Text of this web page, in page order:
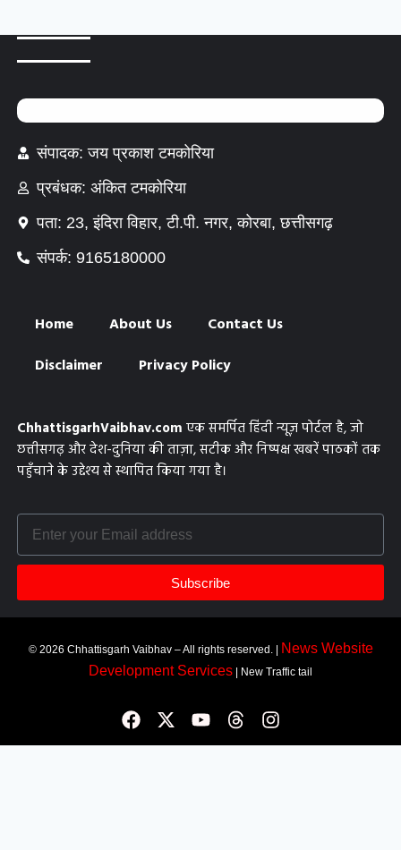
संपादक: जय प्रकाश टमकोरिया
प्रबंधक: अंकित टमकोरिया
पता: 23, इंदिरा विहार, टी.पी. नगर, कोरबा, छत्तीसगढ़
संपर्क: 9165180000
Home About Us
Contact Us
Disclaimer
Privacy Policy
ChhattisgarhVaibhav.com एक समर्पित हिंदी न्यूज़ पोर्टल है, जो
छत्तीसगढ़ और देश-दुनिया की ताज़ा, सटीक और निष्पक्ष खबरें पाठकों तक
पहुँचाने के उद्देश्य से स्थापित किया गया है।
Subscribe
© 2026 Chhattisgarh Vaibhav – All rights reserved. |
News Website
Development Services | New Traffic tail